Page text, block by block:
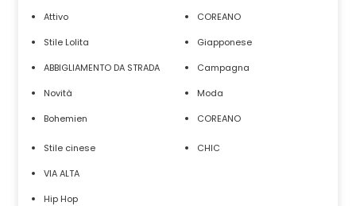
Attivo
Stile Lolita
ABBIGLIAMENTO DA STRADA
Novità
Bohemien
COREANO
Giapponese
Campagna
Moda
COREANO
Stile cinese
VIA ALTA
Hip Hop
CHIC